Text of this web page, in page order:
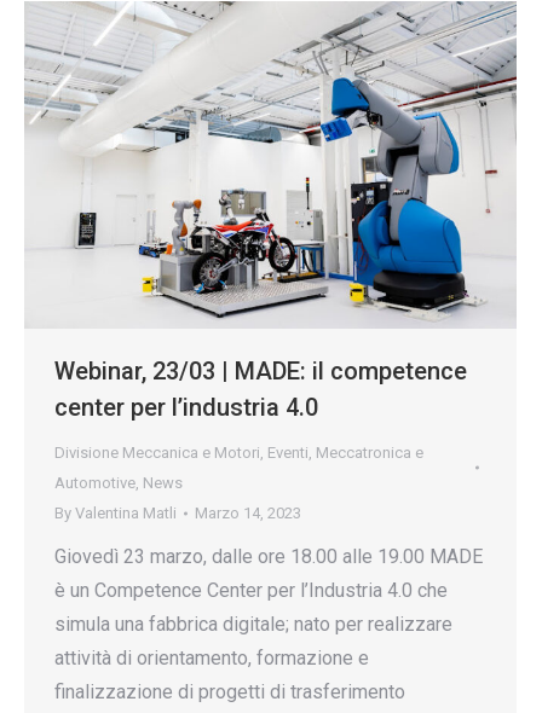
Webinar, 23/03 | MADE: il competence
center per l’industria 4.0
Divisione Meccanica e Motori, Eventi, Meccatronica e
Automotive, News
By Valentina Matli Marzo 14, 2023
Giovedì 23 marzo, dalle ore 18.00 alle 19.00 MADE
è un Competence Center per l’Industria 4.0 che
simula una fabbrica digitale; nato per realizzare
attività di orientamento, formazione e
finalizzazione di progetti di trasferimento